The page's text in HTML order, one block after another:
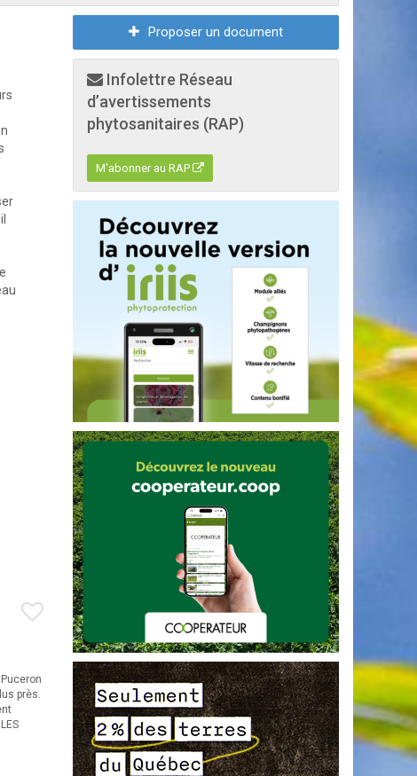
près.
Proposer un document
Infolettre Réseau
d’avertissements
phytosanitaires (RAP)
M'abonner au RAP